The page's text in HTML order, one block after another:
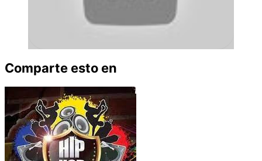
Comparte esto en